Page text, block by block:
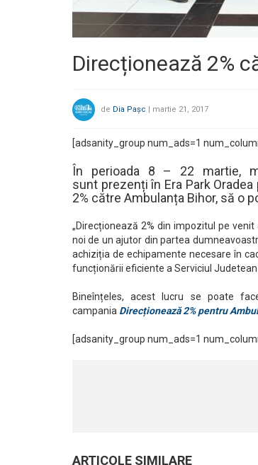
Direcționează 2%
de Dia Pașc | martie 21, 2017
[adsanity_group num_ads=1
În perioada 8 – 22 martie,
sunt prezenți în Era Park
2% către Ambulanța Bihor, să o
„Direcționează 2% din impozitul pe
noi de un ajutor din partea
achiziția de echipamente necesare în
funcționării eficiente a Serviciul
Bineînțeles, acest lucru se poate
campania Direcționează 2% pentru
[adsanity_group num_ads=1
ARTICOLE SIMILARE